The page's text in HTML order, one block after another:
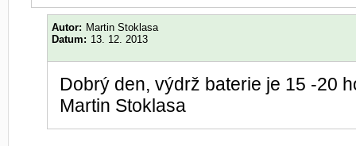
Autor: Martin Stoklasa
Datum: 13. 12. 2013
Dobrý den, výdrž baterie je 15 -20
Martin Stoklasa